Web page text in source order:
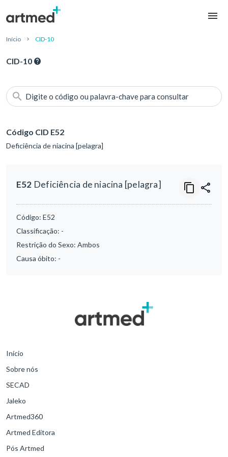
Início CID-10
CID-10
Digite o código ou palavra-chave para consultar
Código CID E52
Deficiência de niacina [pelagra]
E52 Deficiência de niacina [pelagra]
Código: E52
Classificação: -
Restrição do Sexo: Ambos
Causa óbito: -
Início
Sobre nós
SECAD
Jaleko
Artmed360
Artmed Editora
Pós Artmed